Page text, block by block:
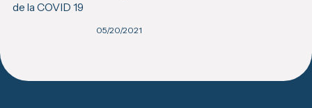
de la COVID 19
05/20/2021